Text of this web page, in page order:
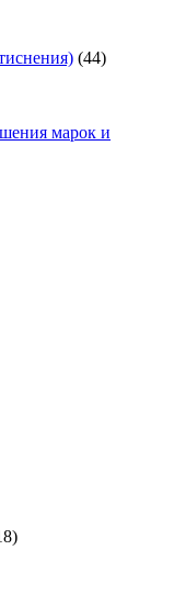
(44)
марок и